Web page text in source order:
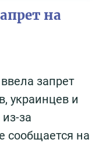
на
запрет
украинцев и
за
сообщается на